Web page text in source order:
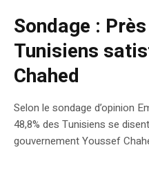
Sondage :
Tunisiens
Chahed
Selon le sondage d’opinion
48,8% des Tunisiens se
gouvernement Youssef